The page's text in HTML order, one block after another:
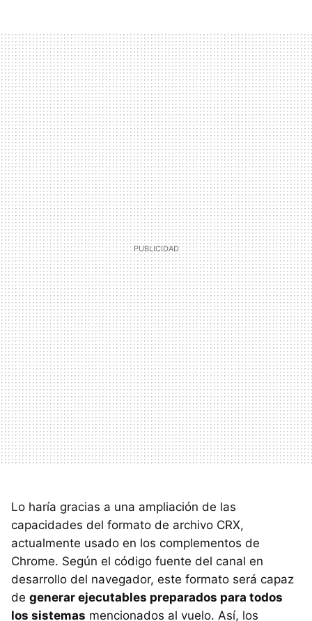
Lo haría gracias a una ampliación de las
capacidades del formato de archivo CRX,
actualmente usado en los complementos de
Chrome. Según el código fuente del canal en
desarrollo del navegador, este formato será capaz
de generar ejecutables preparados para todos
los sistemas mencionados al vuelo. Así, los